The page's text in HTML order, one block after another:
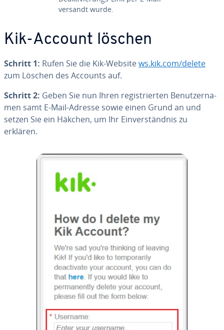
versandt wurde.
Kik-Account löschen
Schritt 1: Rufen Sie die Kik-Websitews.kik.com/delete
zum Löschen des Accounts auf.
Schritt 2: Geben Sie nun Ihren re­gis­trier­ten Be­nut­zer­na­
men samt E-Mail-Adresse sowie einen Grund an und
setzen Sie ein Häkchen, um Ihr Ein­ver­ständ­nis zu
erklären.